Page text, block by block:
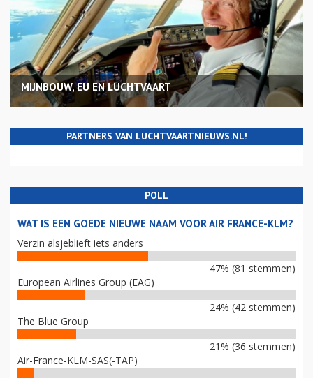
MIJNBOUW, EU EN LUCHTVAART
PARTNERS VAN LUCHTVAARTNIEUWS.NL!
POLL
WAT IS EEN GOEDE NIEUWE NAAM VOOR AIR FRANCE-KLM?
Verzin alsjeblieft iets anders
47% (81 stemmen)
European Airlines Group (EAG)
24% (42 stemmen)
The Blue Group
21% (36 stemmen)
Air-France-KLM-SAS(-TAP)